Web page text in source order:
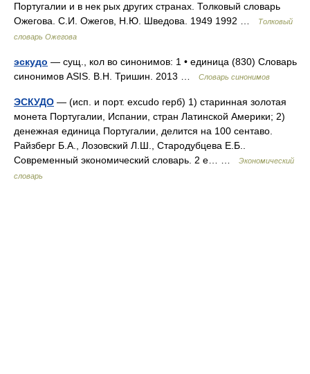
Португалии и в нек рых других странах. Толковый словарь
Ожегова. С.И. Ожегов, Н.Ю. Шведова. 1949 1992 …
Толковый
словарь Ожегова
эскудо — сущ., кол во синонимов: 1 • единица (830) Словарь
синонимов ASIS. В.Н. Тришин. 2013 …
Словарь синонимов
ЭСКУДО — (исп. и порт. excudo герб) 1) старинная золотая
монета Португалии, Испании, стран Латинской Америки; 2)
денежная единица Португалии, делится на 100 сентаво.
Райзберг Б.А., Лозовский Л.Ш., Стародубцева Е.Б..
Современный экономический словарь. 2 е… …
Экономический
словарь